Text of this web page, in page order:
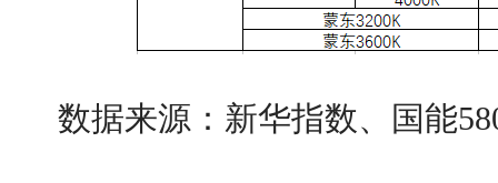
数据来源：新华指数、国能